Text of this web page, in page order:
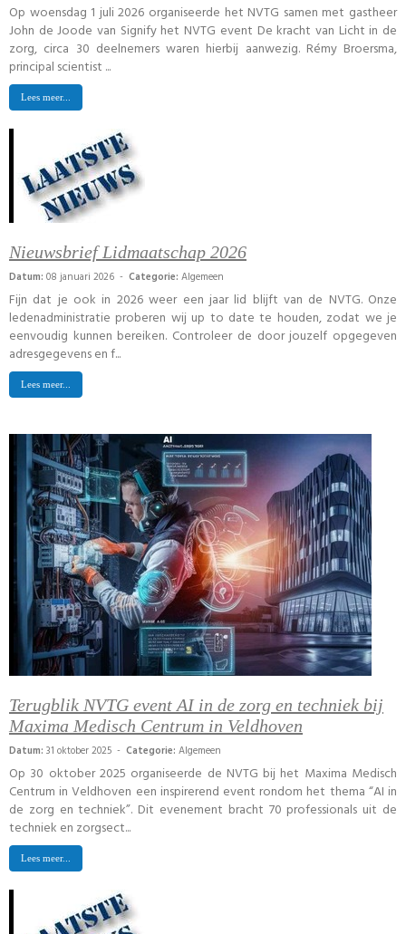
Op woensdag 1 juli 2026 organiseerde het NVTG samen met gastheer
John de Joode van Signify het NVTG event De kracht van Licht in de
zorg, circa 30 deelnemers waren hierbij aanwezig. Rémy Broersma,
principal scientist ...
Lees meer...
Nieuwsbrief Lidmaatschap 2026
Datum: 08 januari 2026 - Categorie: Algemeen
Fijn dat je ook in 2026 weer een jaar lid blijft van de NVTG. Onze
ledenadministratie proberen wij up to date te houden, zodat we je
eenvoudig kunnen bereiken. Controleer de door jouzelf opgegeven
adresgegevens en f...
Lees meer...
Terugblik NVTG event AI in de zorg en techniek bij
Maxima Medisch Centrum in Veldhoven
Datum: 31 oktober 2025 - Categorie: Algemeen
Op 30 oktober 2025 organiseerde de NVTG bij het Maxima Medisch
Centrum in Veldhoven een inspirerend event rondom het thema “AI in
de zorg en techniek”. Dit evenement bracht 70 professionals uit de
techniek en zorgsect...
Lees meer...